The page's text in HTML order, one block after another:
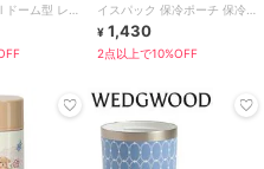
ーム型 レン
日本製
イスパック 保冷ポーチ 保冷剤
大判
¥ 1,430
2点以上で10%OFF